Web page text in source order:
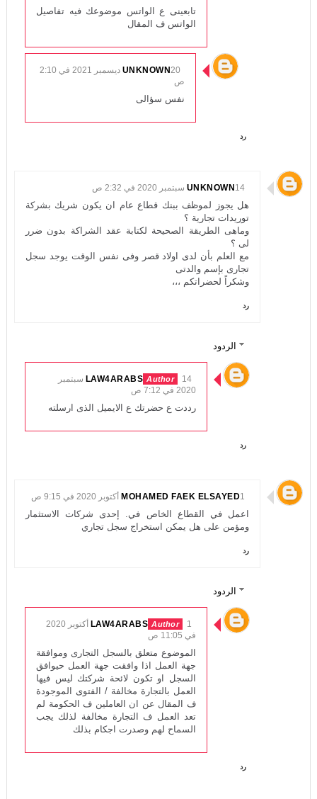
تابعينى ع الواتس موضوعك فيه تفاصيل
الواتس ف المقال
UNKNOWN
20 ديسمبر 2021 في 2:10
ص
نفس سؤالى
رد
UNKNOWN 14 سبتمبر 2020 في 2:32 ص
هل يجوز لموظف ببنك قطاع عام ان يكون شريك بشركة
توريدات تجارية ؟
وماهى الطريقة الصحيحة لكتابة عقد الشراكة بدون ضرر
لى ؟
مع العلم بأن لدى اولاد قصر وفى نفس الوقت يوجد سجل
تجارى بإسم والدتى
وشكراً لحضراتكم ،،،
رد
الردود
LAW4ARABS 14 سبتمبر
2020 في 7:12 ص
رددت ع حضرتك ع الايميل الذى ارسلته
رد
MOHAMED FAEK ELSAYED1 أكتوبر 2020 في 9:15 ص
اعمل في القطاع الخاص في. إحدى شركات الاستثمار
ومؤمن على هل يمكن استخراج سجل تجاري
رد
الردود
LAW4ARABS
1 أكتوبر 2020
في 11:05 ص
الموضوع متعلق بالسجل التجارى وموافقة
جهة العمل اذا وافقت جهة العمل حيوافق
السجل او تكون لائحة شركتك ليس فيها
العمل بالتجارة مخالفة / الفتوى الموجودة
ف المقال عن ان العاملين ف الحكومة لم
تعد العمل ف التجارة مخالفة لذلك يجب
السماح لهم وصدرت اجكام بذلك
رد